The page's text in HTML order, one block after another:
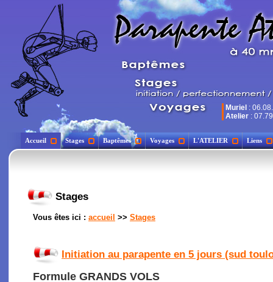
Muriel :
Atelier :
Accueil Stages Baptêmes Voyages L'ATELIER Liens
Stages
Vous êtes ici : accueil >> Stages
Initiation au parapente en 5 jours (sud
Formule GRANDS VOLS